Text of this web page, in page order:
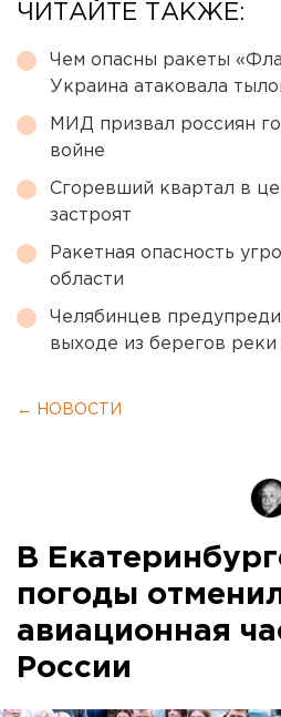
ЧИТАЙТЕ ТАКЖЕ:
Чем опасны ракеты
Украина атаковала
МИД призвал россиян
войне
Сгоревший квартал в
застроят
Ракетная опасность
области
Челябинцев
выходе из берегов
← НОВОСТИ
В
погоды
авиационная
России